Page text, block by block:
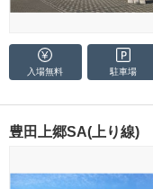
入場無料 駐車場
豊田上郷SA(上り線)